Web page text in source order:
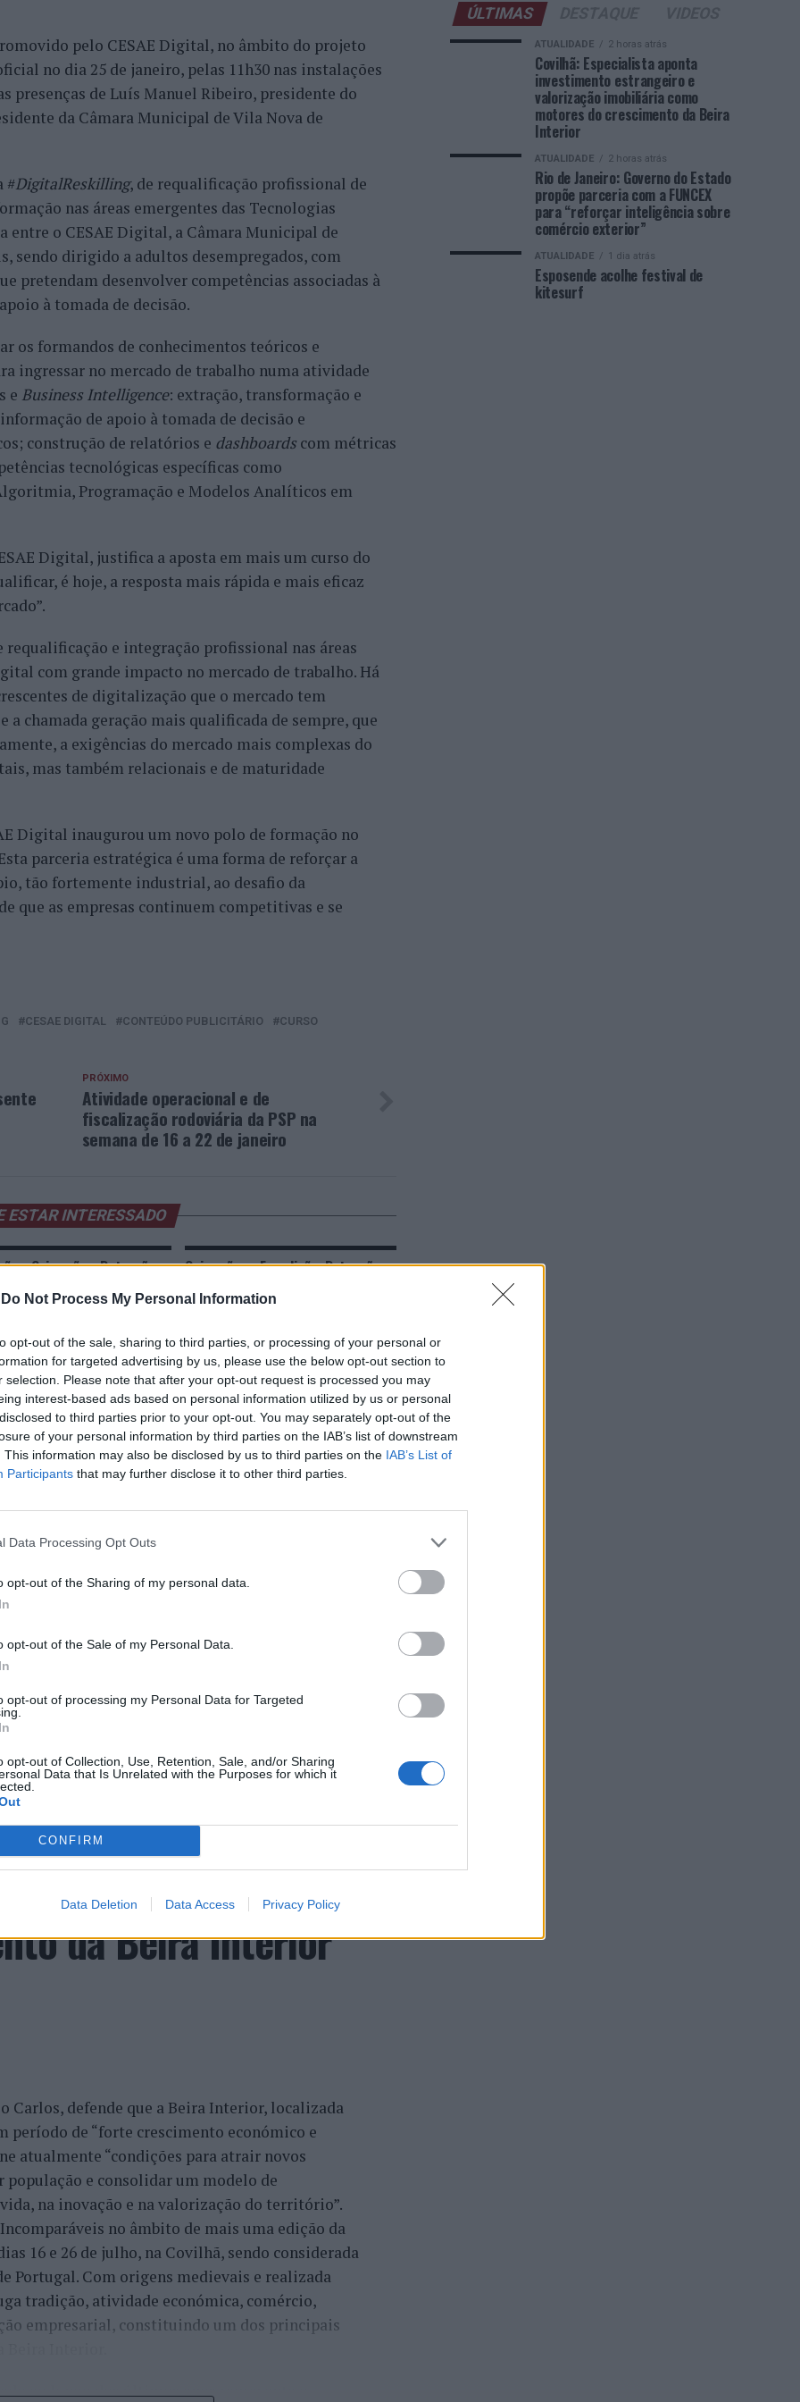
Do Not Process My Personal Information
opt-out of the sale, sharing to third parties, or processing of your personal or
for targeted advertising by us, please use the below opt-out section to
selection. Please note that after your opt-out request is processed you may
interest-based ads based on personal information utilized by us or personal
to third parties prior to your opt-out. You may separately opt-out of the
of your personal information by third parties on the IAB’s list of downstream
This information may also be disclosed by us to third parties on the IAB’s List of
Participants that may further disclose it to other third parties.
Data Processing Opt Outs
opt-out of the Sharing of my personal data.
opt-out of the Sale of my Personal Data.
opt-out of processing my Personal Data for Targeted
opt-out of Collection, Use, Retention, Sale, and/or Sharing
Data that Is Unrelated with the Purposes for which it
CONFIRM
Data Deletion Data Access Privacy Policy
pelo CESAE Digital, no âmbito do projeto
no dia 25 de janeiro, pelas 11h30 nas instalações
presenças de Luís Manuel Ribeiro, presidente do
da Câmara Municipal de Vila Nova de
#DigitalReskilling, de requalificação profissional de
nas áreas emergentes das Tecnologias
entre o CESAE Digital, a Câmara Municipal de
sendo dirigido a adultos desempregados, com
pretendam desenvolver competências associadas à
à tomada de decisão.
os formandos de conhecimentos teóricos e
ingressar no mercado de trabalho numa atividade
e Business Intelligence: extração, transformação e
de apoio à tomada de decisão e
construção de relatórios e dashboards com métricas
tecnológicas específicas como
Programação e Modelos Analíticos em
Digital, justifica a aposta em mais um curso do
é hoje, a resposta mais rápida e mais eficaz
e integração profissional nas áreas
com grande impacto no mercado de trabalho. Há
de digitalização que o mercado tem
chamada geração mais qualificada de sempre, que
a exigências do mercado mais complexas do
mas também relacionais e de maturidade
Digital inaugurou um novo polo de formação no
parceria estratégica é uma forma de reforçar a
tão fortemente industrial, ao desafio da
que as empresas continuem competitivas e se
CESAE DIGITAL CONTEÚDO PUBLICITÁRIO
CURSO
PRÓXIMO
Atividade operacional e de
fiscalização rodoviária da PSP na
semana de 16 a 22 de janeiro
ESTAR INTERESSADO
e Guimarães: Detenções Guimarães e Famalicão: Detenções
estupefacientes
anuncia o vencedor do
educativo “Wind
Quintinha de Monserrate promove
novas atividades de educação
PARA COMENTAR
investimento
imobiliária como
da Beira Interior
defende que a Beira Interior, localizada
período de “forte crescimento económico e
atualmente “condições para atrair novos
e consolidar um modelo de
na inovação e na valorização do território”.
no âmbito de mais uma edição da
16 e 26 de julho, na Covilhã, sendo considerada
Portugal. Com origens medievais e realizada
tradição, atividade económica, comércio,
empresarial, constituindo um dos principais
ao longo dos últimos anos representa o
ÚLTIMAS
ATUALIDADE 2 horas atrás
Covilhã: Especialista aponta
investimento estrangeiro e
valorização imobiliária como
motores do crescimento da Beira
Interior
ATUALIDADE 2 horas atrás
Rio de Janeiro: Governo do Estado
propõe parceria com a FUNCEX
para “reforçar inteligência sobre
comércio exterior”
ATUALIDADE 1 dia atrás
Esposende acolhe festival de
kitesurf